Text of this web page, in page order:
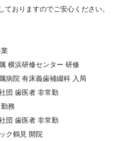
おりますのでご安心ください。
横浜研修センター 研修
病院 有床義歯補綴科 入局
団 歯医者 非常勤
務
団 歯医者 非常勤
ク鶴見 開院